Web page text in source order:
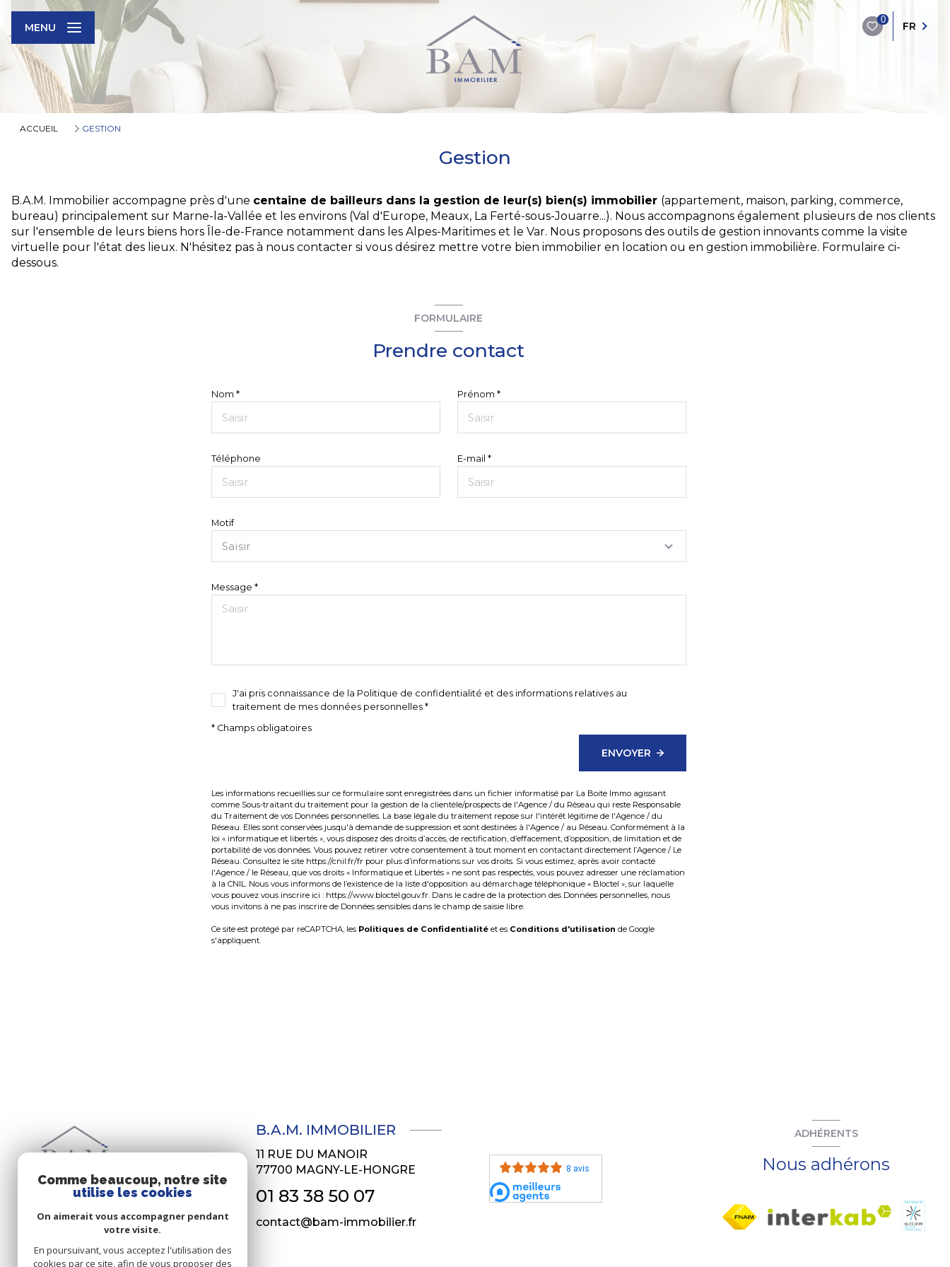
0
FR
MENU
ACCUEIL GESTION
Gestion
B.A.M. Immobilier accompagne près d'une centaine de bailleurs dans la gestion de leur(s) bien(s) immobilier (appartement, maison, parking, commerce,
bureau) principalement sur Marne-la-Vallée et les environs (Val d'Europe, Meaux, La Ferté-sous-Jouarre...). Nous accompagnons également plusieurs de nos clients
sur l'ensemble de leurs biens hors Île-de-France notamment dans les Alpes-Maritimes et le Var. Nous proposons des outils de gestion innovants comme la visite
virtuelle pour l'état des lieux. N'hésitez pas à nous contacter si vous désirez mettre votre bien immobilier en location ou en gestion immobilière. Formulaire ci-
dessous.
FORMULAIRE
Prendre contact
Nom * Prénom *
Téléphone E-mail *
Motif
Saisir
Message *
J'ai pris connaissance de la Politique de confidentialité et des informations relatives au
traitement de mes données personnelles *
* Champs obligatoires
ENVOYER
Les informations recueillies sur ce formulaire sont enregistrées dans un fichier informatisé par La Boite Immo agissant
comme Sous-traitant du traitement pour la gestion de la clientèle/prospects de l'Agence / du Réseau qui reste Responsable
du Traitement de vos Données personnelles. La base légale du traitement repose sur l'intérêt légitime de l'Agence / du
Réseau. Elles sont conservées jusqu'à demande de suppression et sont destinées à l'Agence / au Réseau. Conformément à la
loi « informatique et libertés », vous disposez des droits d’accès, de rectification, d’effacement, d’opposition, de limitation et de
portabilité de vos données. Vous pouvez retirer votre consentement à tout moment en contactant directement l’Agence / Le
Réseau. Consultez le site https://cnil.fr/fr pour plus d’informations sur vos droits. Si vous estimez, après avoir contacté
l'Agence / le Réseau, que vos droits « Informatique et Libertés » ne sont pas respectés, vous pouvez adresser une réclamation
à la CNIL. Nous vous informons de l’existence de la liste d'opposition au démarchage téléphonique « Bloctel », sur laquelle
vous pouvez vous inscrire ici : https://www.bloctel.gouv.fr. Dans le cadre de la protection des Données personnelles, nous
vous invitons à ne pas inscrire de Données sensibles dans le champ de saisie libre.
Ce site est protégé par reCAPTCHA, les Politiques de Confidentialitéet es Conditions d'utilisation de Google
s'appliquent.
B.A.M. IMMOBILIER
11 RUE DU MANOIR
77700 MAGNY-LE-HONGRE
01 83 38 50 07
contact@bam-immobilier.fr
8 avis
ADHÉRENTS
Nous adhérons
Comme beaucoup, notre site
utilise les cookies
On aimerait vous accompagner pendant
votre visite.
En poursuivant, vous acceptez l'utilisation des
cookies par ce site, afin de vous proposer des